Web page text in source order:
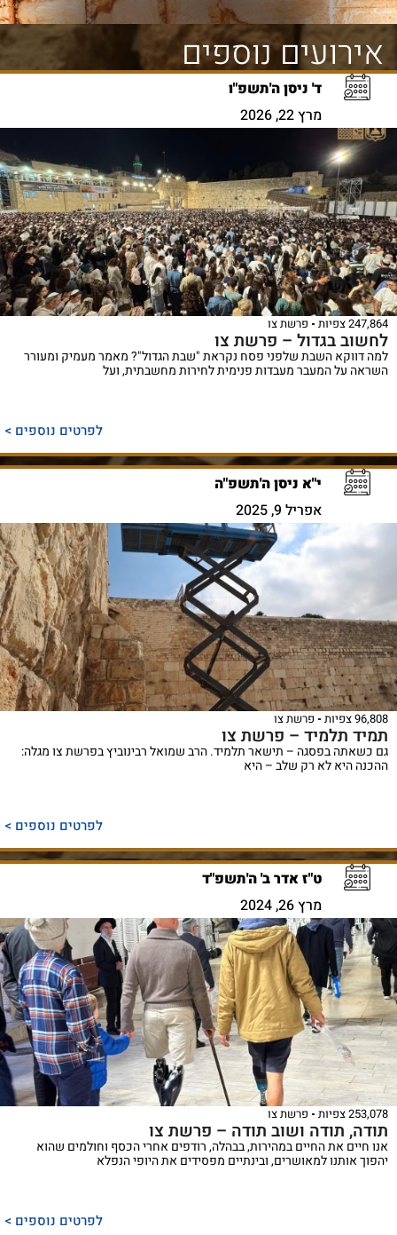
אירועים נוספים
ד' ניסן ה'תשפ"ו
מרץ 22, 2026
247,864 צפיות פרשת צו
לחשוב בגדול – פרשת צו
למה דווקא השבת שלפני פסח נקראת "שבת הגדול"? מאמר מעמיק ומעורר
השראה על המעבר מעבדות פנימית לחירות מחשבתית, ועל
לפרטים נוספים >
י"א ניסן ה'תשפ"ה
אפריל 9, 2025
96,808 צפיות פרשת צו
תמיד תלמיד – פרשת צו
גם כשאתה בפסגה – תישאר תלמיד. הרב שמואל רבינוביץ בפרשת צו מגלה:
ההכנה היא לא רק שלב – היא
לפרטים נוספים >
ט"ז אדר ב' ה'תשפ"ד
מרץ 26, 2024
253,078 צפיות פרשת צו
תודה, תודה ושוב תודה – פרשת צו
אנו חיים את החיים במהירות, בבהלה, רודפים אחרי הכסף וחולמים שהוא
יהפוך אותנו למאושרים, ובינתיים מפסידים את היופי הנפלא
לפרטים נוספים >